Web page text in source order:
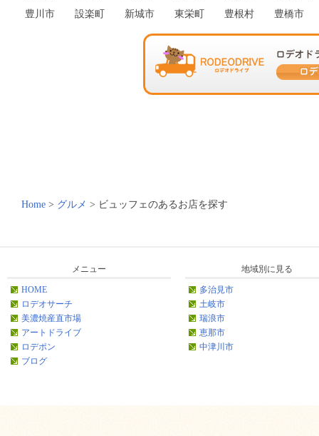
豊川市
設楽町 新城市 東栄町 豊根村 豊橋市
Home > グルメ > ビュッフェのあるお店を探す
メニュー
HOME
ロデオサーチ
美濃焼産直市場
アートドライブ
ロデポン
ブログ
地域別に見る
多治見市
土岐市
瑞浪市
恵那市
中津川市